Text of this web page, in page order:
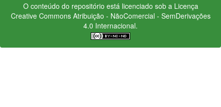
O conteúdo do repositório está licenciado sob a Licença
Creative CommonsAtribuição - NãoComercial - SemDerivações
4.0 Internacional.